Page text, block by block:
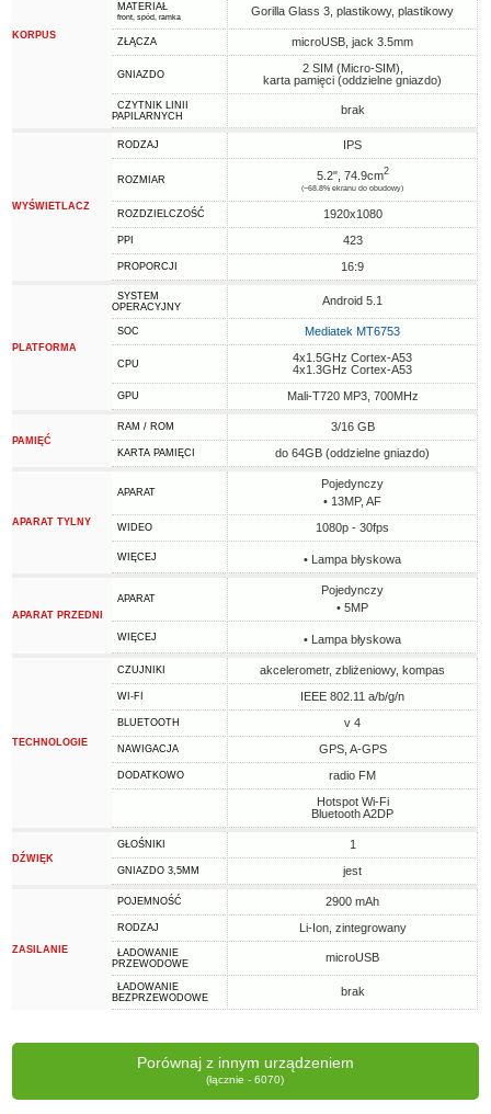
KORPUS
MATERIAŁ
front, spód, ramka Gorilla Glass 3, plastikowy, plastikowy
ZŁĄCZA microUSB, jack 3.5mm
GNIAZDO
2 SIM (Micro-SIM),
karta pamięci (oddzielne gniazdo)
CZYTNIK LINII
PAPILARNYCH
brak
WYŚWIETLACZ
RODZAJ IPS
ROZMIAR 5.2", 74.9cm2
(~68.8% ekranu do obudowy)
ROZDZIELCZOŚĆ 1920x1080
PPI 423
PROPORCJI 16:9
PLATFORMA
SYSTEM
OPERACYJNY
Android 5.1
SOC Mediatek MT6753
CPU
4x1.5GHz Cortex-A53
4x1.3GHz Cortex-A53
GPU Mali-T720 MP3, 700MHz
PAMIĘĆ
RAM / ROM 3/16 GB
KARTA PAMIĘCI do 64GB (oddzielne gniazdo)
APARAT TYLNY
APARAT
Pojedynczy
• 13MP, AF
WIDEO 1080p - 30fps
WIĘCEJ • Lampa błyskowa
APARAT PRZEDNI
APARAT
Pojedynczy
• 5MP
WIĘCEJ • Lampa błyskowa
TECHNOLOGIE
CZUJNIKI akcelerometr, zbliżeniowy, kompas
WI-FI IEEE 802.11 a/b/g/n
BLUETOOTH v 4
NAWIGACJA GPS, A-GPS
DODATKOWO
radio FM
Hotspot Wi-Fi
Bluetooth A2DP
DŹWIĘK
GŁOŚNIKI 1
GNIAZDO 3,5MM jest
ZASILANIE
POJEMNOŚĆ 2900 mAh
RODZAJ Li-Ion, zintegrowany
ŁADOWANIE
PRZEWODOWE
microUSB
ŁADOWANIE
BEZPRZEWODOWE
brak
Porównaj z innym urządzeniem
(łącznie - 6070)